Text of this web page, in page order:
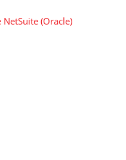
(Oracle)